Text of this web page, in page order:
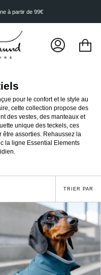
à partir de 99€
Mon
pour le confort et le style au
cette collection propose des
des vestes, des manteaux et
unique des teckels, ces
être assorties. Rehaussez la
la ligne Essential Elements
Trier
par
TRIER PAR